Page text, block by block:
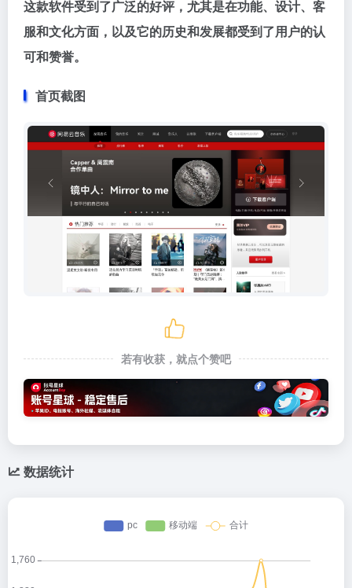
这款软件受到了广泛的好评，尤其是在功能、设计、客
服和文化方面，以及它的历史和发展都受到了用户的认
可和赞誉。
首页截图
若有收获，就点个赞吧
数据统计